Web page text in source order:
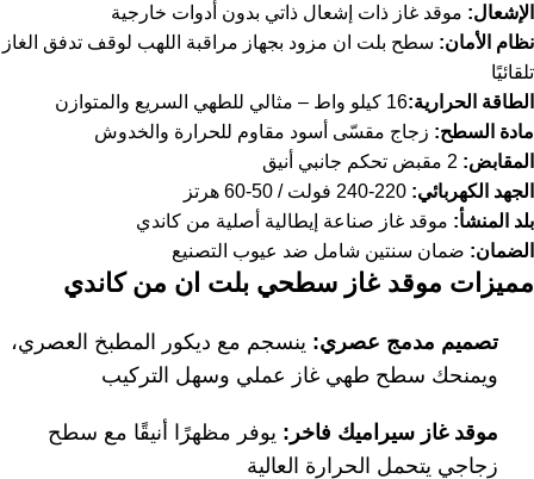
الإشعال: موقد غاز ذات إشعال ذاتي بدون أدوات خارجية
نظام الأمان: سطح بلت ان مزود بجهاز مراقبة اللهب لوقف تدفق الغاز
تلقائيًا
الطاقة الحرارية:16 كيلو واط – مثالي للطهي السريع والمتوازن
مادة السطح: زجاج مقسّى أسود مقاوم للحرارة والخدوش
المقابض:
الجهد الكهربائي:
بلد المنشأ: موقد غاز صناعة إيطالية أصلية من كاندي
الضمان: ضمان سنتين شامل ضد عيوب التصنيع
مميزات موقد غاز سطحي بلت ان من كاندي
تصميم مدمج عصري: ينسجم مع ديكور المطبخ العصري،
ويمنحك سطح طهي غاز عملي وسهل التركيب
موقد غاز سيراميك فاخر : يوفر مظهرًا أنيقًا مع سطح
زجاجي يتحمل الحرارة العالية